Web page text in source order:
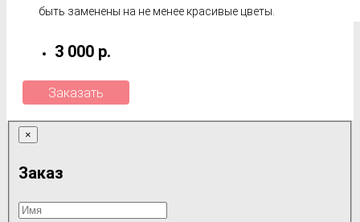
быть заменены на не менее красивые цветы.
3 000 р.
Заказать
×
Заказ